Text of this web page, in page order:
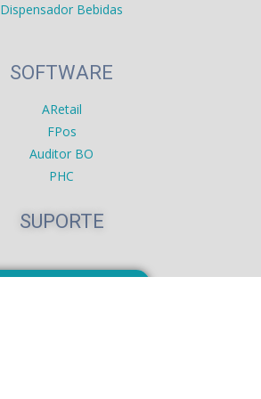
Dispensador Bebidas
SOFTWARE
ARetail
FPos
Auditor BO
PHC
SUPORTE